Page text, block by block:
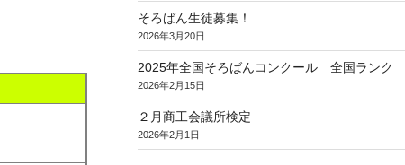
そろばん生徒募集！
2026年3月20日
2025年全国そろばんコンクール 全国ランク
2026年2月15日
２月商工会議所検定
2026年2月1日